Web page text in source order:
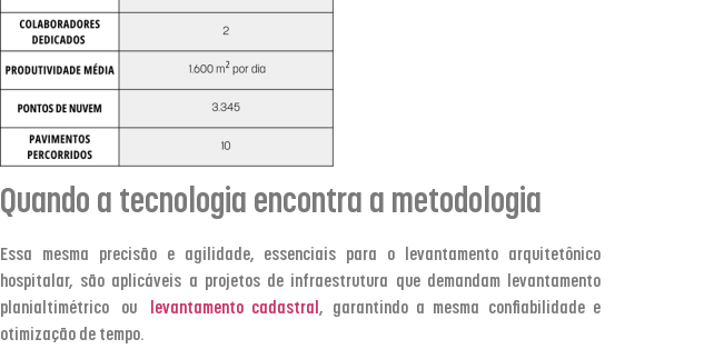
Quando a tecnologia encontra a metodologia
Essa mesma precisão e agilidade, essenciais para o levantamento arquitetônico
hospitalar, são aplicáveis a projetos de infraestrutura que demandam levantamento
planialtimétrico ou
levantamento cadastral, garantindo a mesma confiabilidade e
otimização de tempo.